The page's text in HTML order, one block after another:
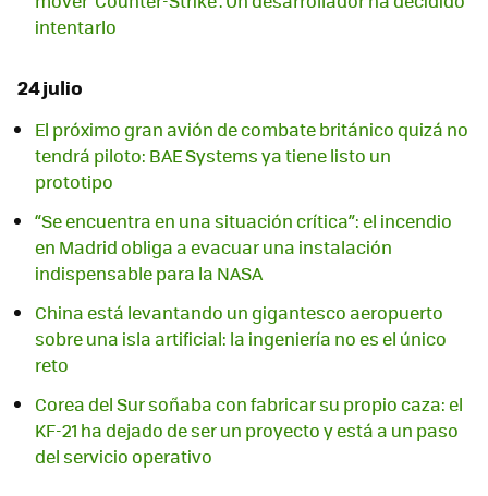
intentarlo
24 julio
El próximo gran avión de combate británico quizá no
tendrá piloto: BAE Systems ya tiene listo un
prototipo
“Se encuentra en una situación crítica”: el incendio
en Madrid obliga a evacuar una instalación
indispensable para la NASA
China está levantando un gigantesco aeropuerto
sobre una isla artificial: la ingeniería no es el único
reto
Corea del Sur soñaba con fabricar su propio caza: el
KF-21 ha dejado de ser un proyecto y está a un paso
del servicio operativo